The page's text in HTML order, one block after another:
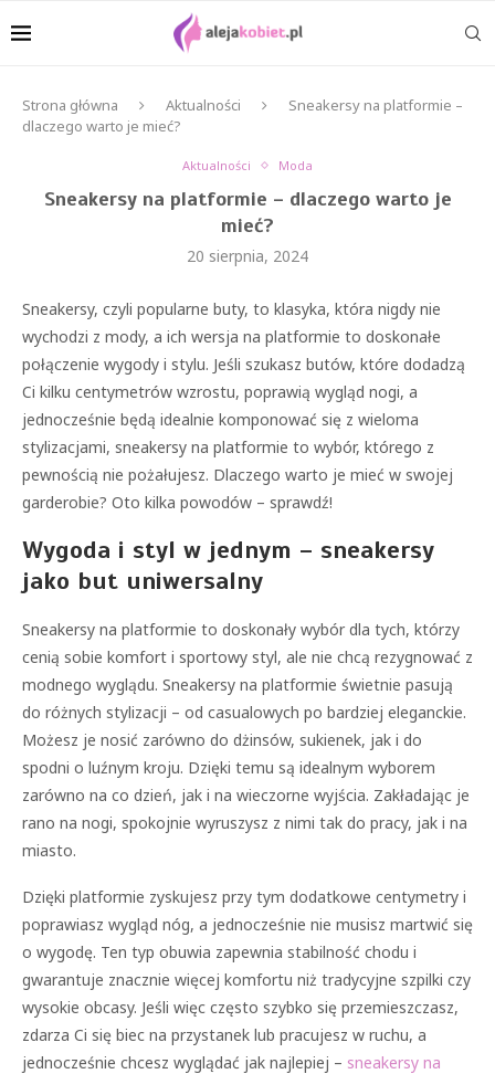
Strona główna Aktualności
Sneakersy na platformie –
dlaczego warto je mieć?
Aktualności Moda
Sneakersy na platformie – dlaczego warto je
mieć?
20 sierpnia, 2024
Sneakersy, czyli popularne buty, to klasyka, która nigdy nie
wychodzi z mody, a ich wersja na platformie to doskonałe
połączenie wygody i stylu. Jeśli szukasz butów, które dodadzą
Ci kilku centymetrów wzrostu, poprawią wygląd nogi, a
jednocześnie będą idealnie komponować się z wieloma
stylizacjami, sneakersy na platformie to wybór, którego z
pewnością nie pożałujesz. Dlaczego warto je mieć w swojej
garderobie? Oto kilka powodów – sprawdź!
Wygoda i styl w jednym – sneakersy
jako but uniwersalny
Sneakersy na platformie to doskonały wybór dla tych, którzy
cenią sobie komfort i sportowy styl, ale nie chcą rezygnować z
modnego wyglądu. Sneakersy na platformie świetnie pasują
do różnych stylizacji – od casualowych po bardziej eleganckie.
Możesz je nosić zarówno do dżinsów, sukienek, jak i do
spodni o luźnym kroju. Dzięki temu są idealnym wyborem
zarówno na co dzień, jak i na wieczorne wyjścia. Zakładając je
rano na nogi, spokojnie wyruszysz z nimi tak do pracy, jak i na
miasto.
Dzięki platformie zyskujesz przy tym dodatkowe centymetry i
poprawiasz wygląd nóg, a jednocześnie nie musisz martwić się
o wygodę. Ten typ obuwia zapewnia stabilność chodu i
gwarantuje znacznie więcej komfortu niż tradycyjne szpilki czy
wysokie obcasy. Jeśli więc często szybko się przemieszczasz,
zdarza Ci się biec na przystanek lub pracujesz w ruchu, a
jednocześnie chcesz wyglądać jak najlepiej – sneakersy na